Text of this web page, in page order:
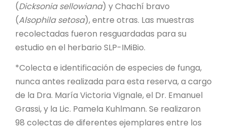
(Dicksonia sellowiana) y Chachí bravo
(Alsophila setosa), entre otras. Las muestras
recolectadas fueron resguardadas para su
estudio en el herbario SLP-IMiBio.
*Colecta e identificación de especies de funga,
nunca antes realizada para esta reserva, a cargo
de la Dra. María Victoria Vignale, el Dr. Emanuel
Grassi, y la Lic. Pamela Kuhlmann. Se realizaron
98 colectas de diferentes ejemplares entre los